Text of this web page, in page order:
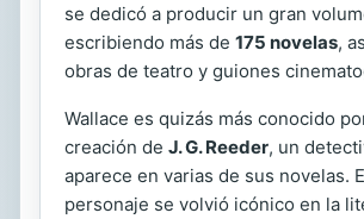
se dedicó a producir un gran
escribiendo más de 175 novelas,
obras de teatro y guiones
Wallace es quizás más conocido
creación de J. G. Reeder, un
aparece en varias de sus novelas.
personaje se volvió icónico en la